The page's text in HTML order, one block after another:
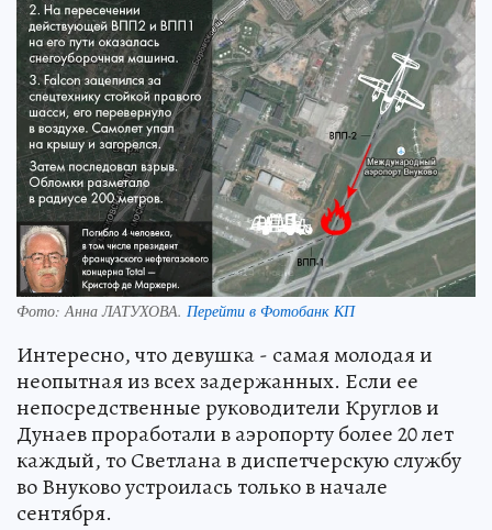
Фото:Анна ЛАТУХОВА. Перейти в Фотобанк КП
Интересно, что девушка - самая молодая и
неопытная из всех задержанных. Если ее
непосредственные руководители Круглов и
Дунаев проработали в аэропорту более 20 лет
каждый, то Светлана в диспетчерскую службу
во Внуково устроилась только в начале
сентября.